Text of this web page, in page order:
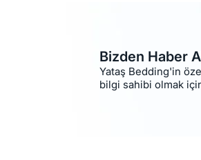
Bizden Haber
Yataş Bedding'in
bilgi sahibi olmak